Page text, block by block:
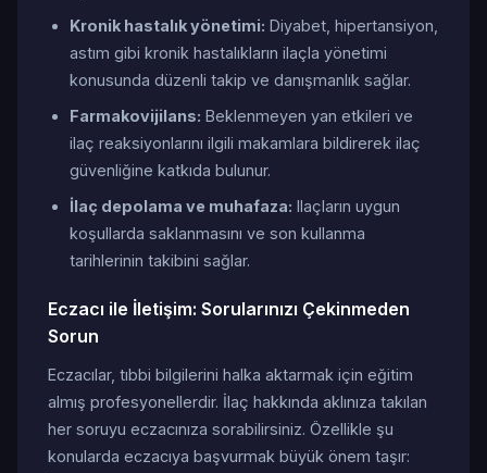
Kronik hastalık yönetimi: Diyabet, hipertansiyon,
astım gibi kronik hastalıkların ilaçla yönetimi
konusunda düzenli takip ve danışmanlık sağlar.
Farmakovijilans: Beklenmeyen yan etkileri ve
ilaç reaksiyonlarını ilgili makamlara bildirerek ilaç
güvenliğine katkıda bulunur.
İlaç depolama ve muhafaza: Ilaçların uygun
koşullarda saklanmasını ve son kullanma
tarihlerinin takibini sağlar.
Eczacı ile İletişim: Sorularınızı Çekinmeden
Sorun
Eczacılar, tıbbi bilgilerini halka aktarmak için eğitim
almış profesyonellerdir. İlaç hakkında aklınıza takılan
her soruyu eczacınıza sorabilirsiniz. Özellikle şu
konularda eczacıya başvurmak büyük önem taşır: